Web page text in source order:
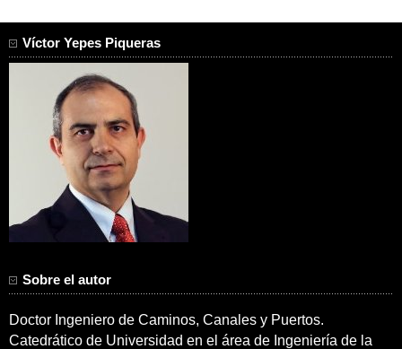
Víctor Yepes Piqueras
Sobre el autor
Doctor Ingeniero de Caminos, Canales y Puertos.
Catedrático de Universidad en el área de Ingeniería de la